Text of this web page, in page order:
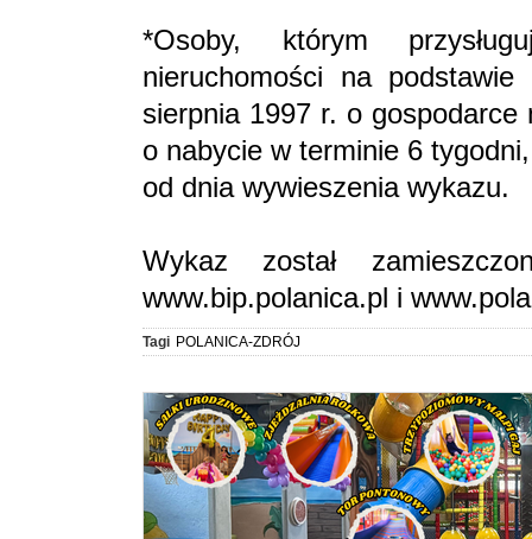
*Osoby, którym
nieruchomości na
sierpnia 1997 r. o gospodarce
o nabycie w terminie 6
od dnia wywieszenia wykazu.
Wykaz został
www.bip.polanica.pl i
Tagi POLANICA-ZDRÓJ